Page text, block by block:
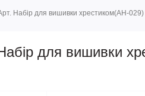
Набір для вишивки хрестиком(АН-
для вишивки